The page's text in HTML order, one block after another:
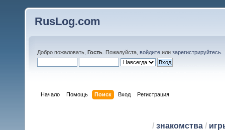
RusLog.com
Добро пожаловать, Гость . Пожалуйста, войдите или зарегистрируйтесь
Начало Помощь Поиск Вход Регистрация
/ знакомства/